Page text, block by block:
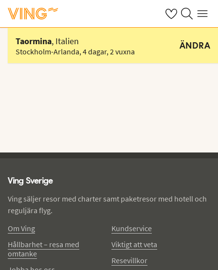
Se dinaSök på ving.se
Meny
Välj hotell
Taormina, Italien
Stockholm-Arlanda,4 dagar,2 vuxna
ÄNDRA
Ving Sverige
Ving säljer resor med charter samt paketresor med hotell och
reguljära flyg.
Om Ving
Hållbarhet – resa med
omtanke
Kundservice
Viktigt att veta
Resevillkor